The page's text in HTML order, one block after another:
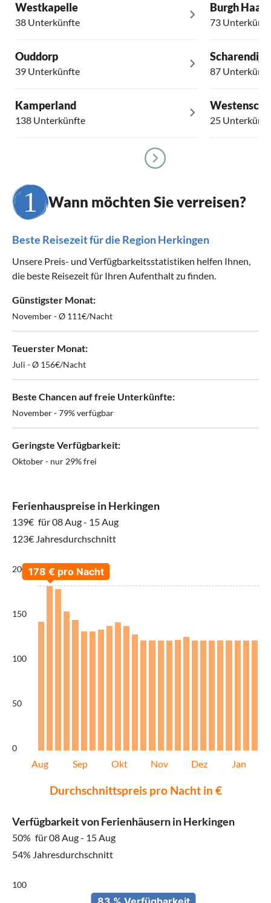
Westkapelle
38 Unterkünfte
Ouddorp
39 Unterkünfte
Kamperland
138 Unterkünfte
Burgh
73
87
25
Wann möchten Sie verreisen?
Beste Reisezeit für die Region Herkingen
Unsere Preis- und Verfügbarkeitsstatistiken helfen Ihnen,
die beste Reisezeit für Ihren Aufenthalt zu finden.
Günstigster Monat:
November - Ø 111€/Nacht
Teuerster Monat:
Juli - Ø 156€/Nacht
Beste Chancen auf freie Unterkünfte:
November - 79% verfügbar
Geringste Verfügbarkeit:
Oktober - nur 29% frei
Ferienhauspreise in Herkingen
139€ für 08 Aug - 15 Aug
123€ Jahresdurchschnitt
200
150
100
50
0
Aug Sep Okt Nov Dez Jan
Durchschnittspreis pro Nacht in €
Verfügbarkeit von Ferienhäusern in Herkingen
50% für 08 Aug - 15 Aug
54% Jahresdurchschnitt
100